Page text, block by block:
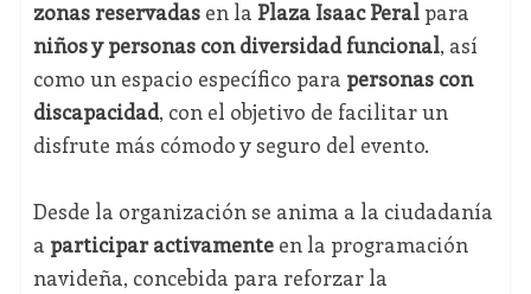
zonas reservadasen la Plaza Isaac Peralpara
niños y personas con diversidad funcional, así
como un espacio específico para personas con
discapacidad, con el objetivo de facilitar un
disfrute más cómodo y seguro del evento.
Desde la organización se anima a la ciudadanía
a participar activamenteen la programación
navideña, concebida para reforzar la